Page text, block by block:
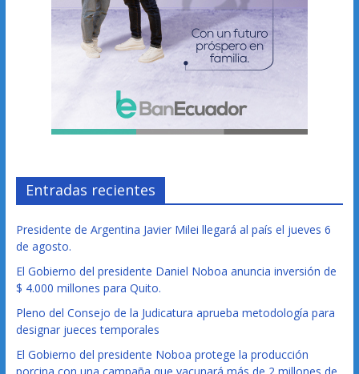
Entradas recientes
Presidente de Argentina Javier Milei llegará al país el jueves 6
de agosto.
El Gobierno del presidente Daniel Noboa anuncia inversión de
$ 4.000 millones para Quito.
Pleno del Consejo de la Judicatura aprueba metodología para
designar jueces temporales
El Gobierno del presidente Noboa protege la producción
porcina con una campaña que vacunará más de 2 millones de